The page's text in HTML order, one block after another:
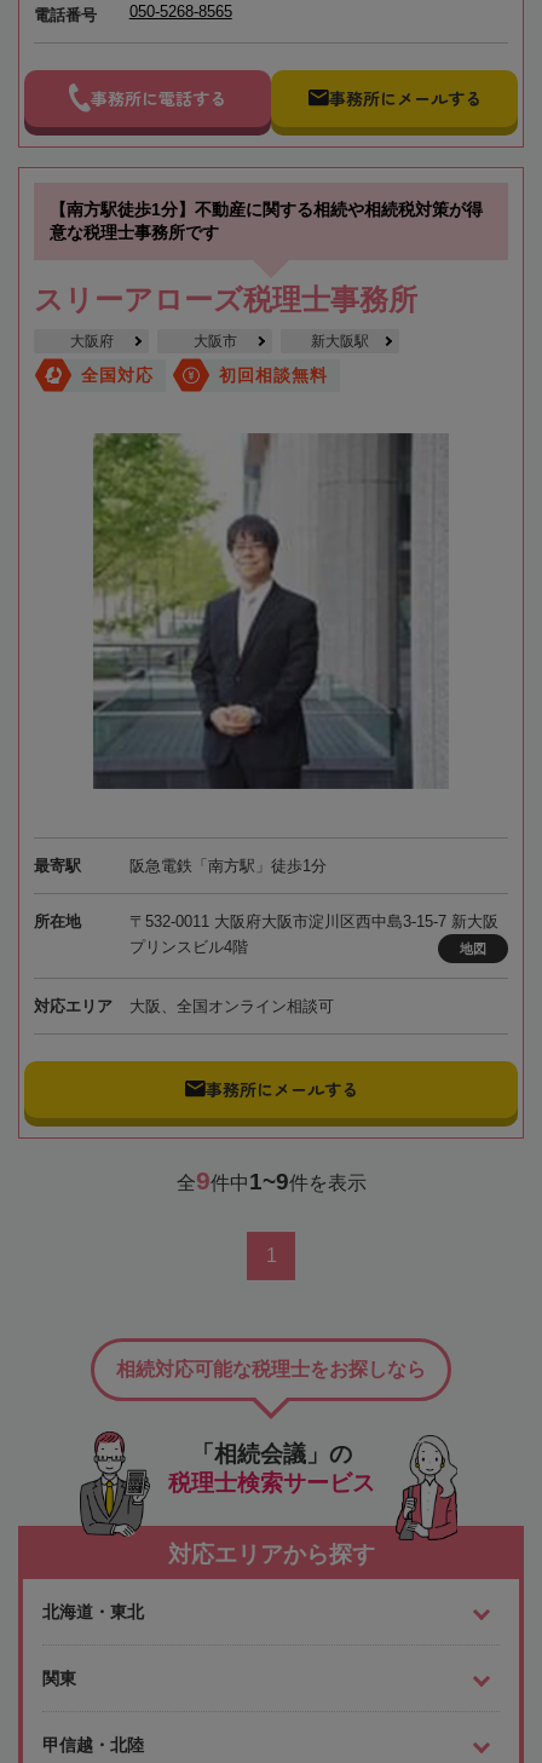
電話番号 050-5268-8565
事務所に電話する 事務所にメールする
【南方駅徒歩1分】不動産に関する相続や相続税対策が得
意な税理士事務所です
スリーアローズ税理士事務所
大阪府 大阪市 新大阪駅
全国対応 初回相談無料
最寄駅 阪急電鉄「南方駅」徒歩1分
所在地
〒532-0011 大阪府大阪市淀川区西中島3-15-7 新大阪
プリンスビル4階
地図
対応エリア 大阪、全国オンライン相談可
事務所にメールする
全9件中1~9件を表示
1
「相続会議」の
税理士検索サービス
相続対応可能な税理士をお探しなら
対応エリアから探す
北海道・東北
関東
甲信越・北陸